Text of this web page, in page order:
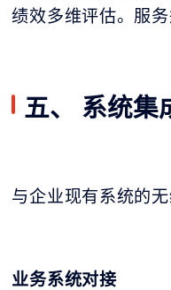
绩效多维评估。服务
五、 系统集
与企业现有系统的无
业务系统对接